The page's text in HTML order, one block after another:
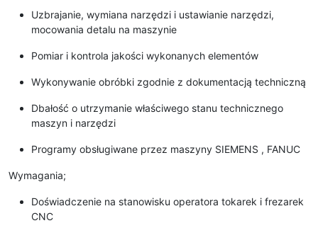
Uzbrajanie, wymiana narzędzi i ustawianie narzędzi,
mocowania detalu na maszynie
Pomiar i kontrola jakości wykonanych elementów
Wykonywanie obróbki zgodnie z dokumentacją techniczną
Dbałość o utrzymanie właściwego stanu technicznego
maszyn i narzędzi
Programy obsługiwane przez maszyny SIEMENS , FANUC
Wymagania;
Doświadczenie na stanowisku operatora tokarek i frezarek
CNC